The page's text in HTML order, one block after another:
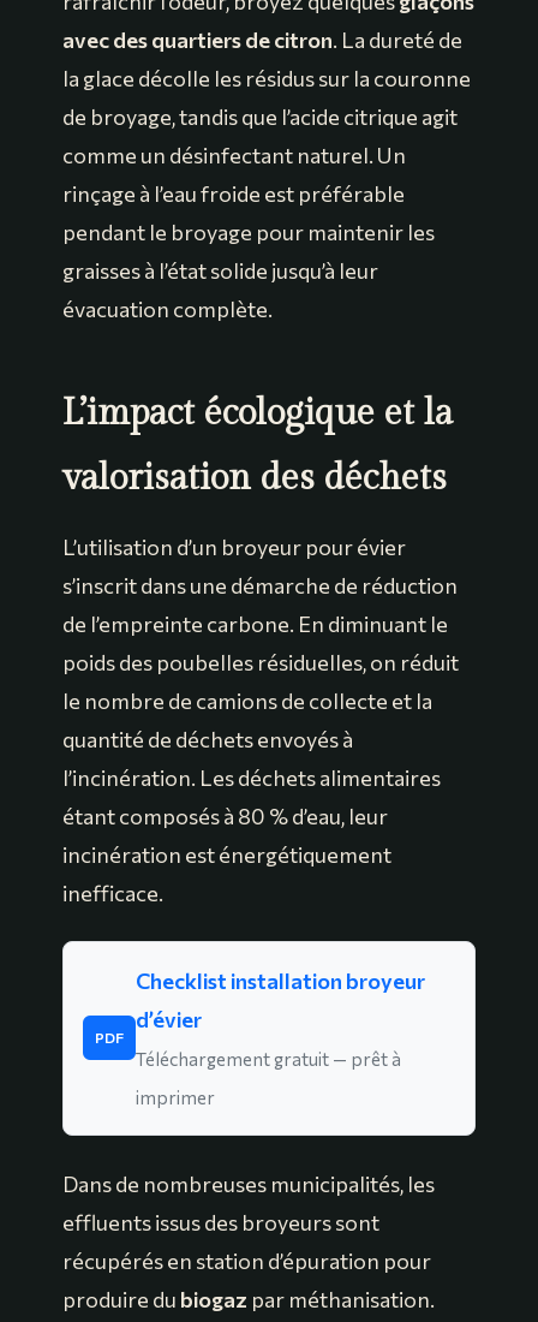
avec des quartiers de citron. La dureté de
la glace décolle les résidus sur la couronne
de broyage, tandis que l’acide citrique agit
comme un désinfectant naturel. Un
rinçage à l’eau froide est préférable
pendant le broyage pour maintenir les
graisses à l’état solide jusqu’à leur
évacuation complète.
L’impact écologique et la
valorisation des déchets
L’utilisation d’un broyeur pour évier
s’inscrit dans une démarche de réduction
de l’empreinte carbone. En diminuant le
poids des poubelles résiduelles, on réduit
le nombre de camions de collecte et la
quantité de déchets envoyés à
l’incinération. Les déchets alimentaires
étant composés à 80 % d’eau, leur
incinération est énergétiquement
inefficace.
PDF
Checklist installation broyeur
d’évier
Téléchargement gratuit — prêt à
imprimer
Dans de nombreuses municipalités, les
effluents issus des broyeurs sont
récupérés en station d’épuration pour
produire du biogaz par méthanisation.